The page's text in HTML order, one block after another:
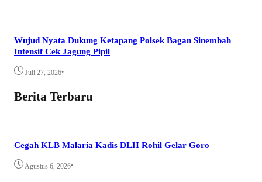
Wujud Nyata Dukung Ketapang Polsek Bagan Sinembah
Intensif Cek Jagung Pipil
Juli 27, 2026•
Berita Terbaru
Cegah KLB Malaria Kadis DLH Rohil Gelar Goro
Agustus 6, 2026•